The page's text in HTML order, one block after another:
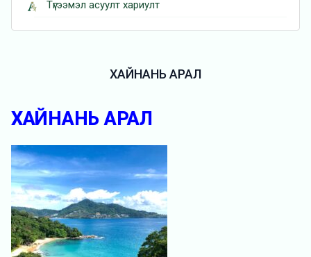
Түгээмэл асуулт хариулт
ХАЙНАНЬ АРАЛ
ХАЙНАНЬ АРАЛ